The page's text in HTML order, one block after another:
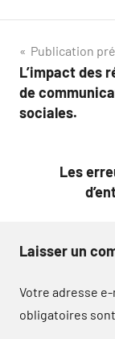
de
l’article
Publication
L’impact des
de
sociales.
Les
Laisser un
Votre adresse e-
obligatoires